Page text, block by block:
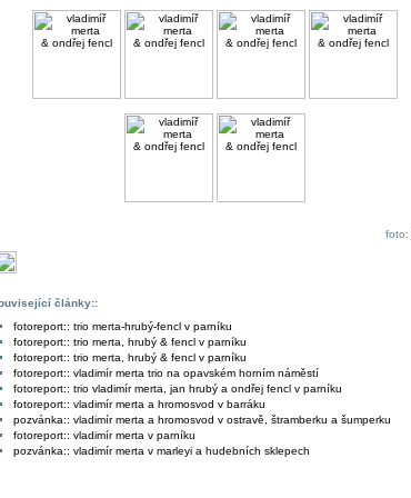
foto:
články::
fotoreport:: trio merta-hrubý-fencl v parníku
fotoreport:: trio merta, hrubý & fencl v parníku
fotoreport:: trio merta, hrubý & fencl v parníku
fotoreport:: vladimír merta trio na opavském horním náměstí
fotoreport:: trio vladimír merta, jan hrubý a ondřej fencl v parníku
fotoreport:: vladimír merta a hromosvod v barráku
pozvánka:: vladimír merta a hromosvod v ostravě, štramberku a šumperku
fotoreport:: vladimír merta v parníku
pozvánka:: vladimír merta v marleyi a hudebních sklepech